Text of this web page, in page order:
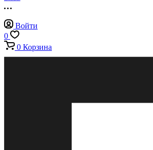
Войти
0
0 Корзина